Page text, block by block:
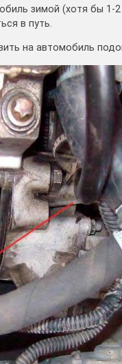
зимой (хотя бы 1-
в путь.
на автомобиль